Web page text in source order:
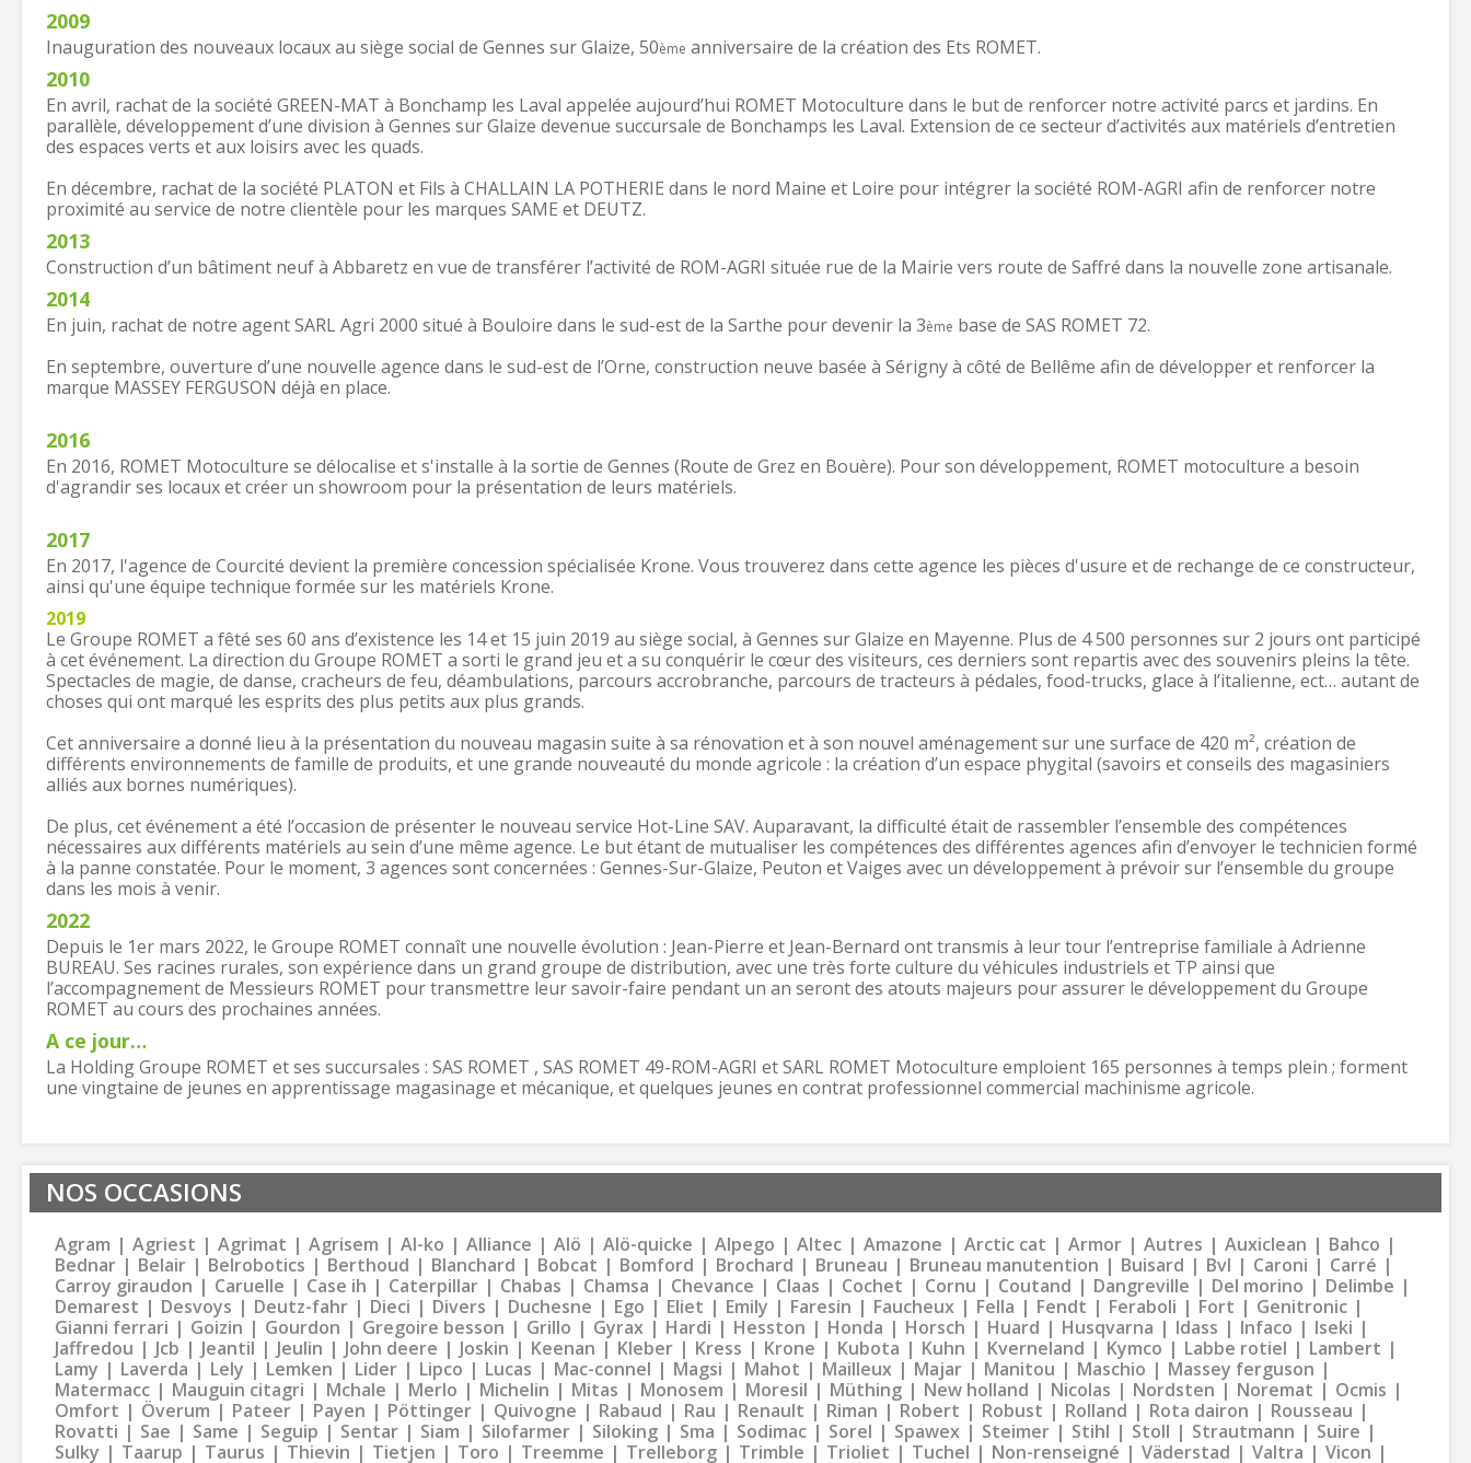
2009
Inauguration des nouveaux locaux au siège social de Gennes sur Glaize, 50ème anniversaire de la création des Ets ROMET.
2010
En avril, rachat de la société GREEN-MAT à Bonchamp les Laval appelée aujourd’hui ROMET Motoculture dans le but de renforcer notre activité parcs et jardins. En
parallèle, développement d’une division à Gennes sur Glaize devenue succursale de Bonchamps les Laval. Extension de ce secteur d’activités aux matériels d’entretien
des espaces verts et aux loisirs avec les quads.
En décembre, rachat de la société PLATON et Fils à CHALLAIN LA POTHERIE dans le nord Maine et Loire pour intégrer la société ROM-AGRI afin de renforcer notre
proximité au service de notre clientèle pour les marques SAME et DEUTZ.
2013
Construction d’un bâtiment neuf à Abbaretz en vue de transférer l’activité de ROM-AGRI située rue de la Mairie vers route de Saffré dans la nouvelle zone artisanale.
2014
En juin, rachat de notre agent SARL Agri 2000 situé à Bouloire dans le sud-est de la Sarthe pour devenir la 3ème base de SAS ROMET 72.
En septembre, ouverture d’une nouvelle agence dans le sud-est de l’Orne, construction neuve basée à Sérigny à côté de Bellême afin de développer et renforcer la
marque MASSEY FERGUSON déjà en place.
2016
En 2016, ROMET Motoculture se délocalise et s'installe à la sortie de Gennes (Route de Grez en Bouère). Pour son développement, ROMET motoculture a besoin
d'agrandir ses locaux et créer un showroom pour la présentation de leurs matériels.
2017
En 2017, l'agence de Courcité devient la première concession spécialisée Krone. Vous trouverez dans cette agence les pièces d'usure et de rechange de ce constructeur,
ainsi qu'une équipe technique formée sur les matériels Krone.
2019
Le Groupe ROMET a fêté ses 60 ans d’existence les 14 et 15 juin 2019 au siège social, à Gennes sur Glaize en Mayenne. Plus de 4 500 personnes sur 2 jours ont participé
à cet événement. La direction du Groupe ROMET a sorti le grand jeu et a su conquérir le cœur des visiteurs, ces derniers sont repartis avec des souvenirs pleins la tête.
Spectacles de magie, de danse, cracheurs de feu, déambulations, parcours accrobranche, parcours de tracteurs à pédales, food-trucks, glace à l’italienne, ect… autant de
choses qui ont marqué les esprits des plus petits aux plus grands.
Cet anniversaire a donné lieu à la présentation du nouveau magasin suite à sa rénovation et à son nouvel aménagement sur une surface de 420 m², création de
différents environnements de famille de produits, et une grande nouveauté du monde agricole : la création d’un espace phygital (savoirs et conseils des magasiniers
alliés aux bornes numériques).
De plus, cet événement a été l’occasion de présenter le nouveau service Hot-Line SAV. Auparavant, la difficulté était de rassembler l’ensemble des compétences
nécessaires aux différents matériels au sein d’une même agence. Le but étant de mutualiser les compétences des différentes agences afin d’envoyer le technicien formé
à la panne constatée. Pour le moment, 3 agences sont concernées : Gennes-Sur-Glaize, Peuton et Vaiges avec un développement à prévoir sur l’ensemble du groupe
dans les mois à venir.
2022
Depuis le 1er mars 2022, le Groupe ROMET connaît une nouvelle évolution : Jean-Pierre et Jean-Bernard ont transmis à leur tour l’entreprise familiale à Adrienne
BUREAU. Ses racines rurales, son expérience dans un grand groupe de distribution, avec une très forte culture du véhicules industriels et TP ainsi que
l’accompagnement de Messieurs ROMET pour transmettre leur savoir-faire pendant un an seront des atouts majeurs pour assurer le développement du Groupe
ROMET au cours des prochaines années.
A ce jour…
La Holding Groupe ROMET et ses succursales : SAS ROMET , SAS ROMET 49-ROM-AGRI et SARL ROMET Motoculture emploient 165 personnes à temps plein ; forment
une vingtaine de jeunes en apprentissage magasinage et mécanique, et quelques jeunes en contrat professionnel commercial machinisme agricole.
NOS OCCASIONS
Agram Agriest Agrimat Agrisem Al-ko Alliance Alö Alö-quicke Alpego Altec Amazone Arctic cat Armor Autres Auxiclean
Bahco
Bednar
Belair Belrobotics Berthoud Blanchard Bobcat Bomford Brochard Bruneau Bruneau manutention Buisard Bvl Caroni
Carré
Carroy giraudon
Caruelle Case ih Caterpillar Chabas Chamsa Chevance Claas Cochet Cornu Coutand Dangreville Del morino
Delimbe
Demarest
Desvoys Deutz-fahr Dieci Divers Duchesne Ego Eliet Emily Faresin Faucheux Fella Fendt Feraboli Fort
Genitronic
Gianni ferrari
Goizin Gourdon Gregoire besson Grillo Gyrax Hardi Hesston Honda Horsch Huard Husqvarna Idass Infaco
Iseki
Jaffredou
Jcb Jeantil Jeulin John deere Joskin Keenan Kleber Kress Krone Kubota Kuhn Kverneland Kymco Labbe rotiel
Lambert
Lamy
Laverda Lely Lemken Lider Lipco Lucas Mac-connel Magsi Mahot Mailleux Majar Manitou Maschio
Massey ferguson
Matermacc
Mauguin citagri Mchale Merlo Michelin Mitas Monosem Moresil Müthing New holland Nicolas Nordsten Noremat
Ocmis
Omfort
Överum Pateer Payen Pöttinger Quivogne Rabaud Rau Renault Riman Robert Robust Rolland Rota dairon
Rousseau
Rovatti
Sae Same Seguip Sentar Siam Silofarmer Siloking Sma Sodimac Sorel Spawex Steimer Stihl Stoll Strautmann
Suire
Sulky
Taarup Taurus Thievin Tietjen Toro Treemme Trelleborg Trimble Trioliet Tuchel Non-renseigné Väderstad Valtra
Vicon